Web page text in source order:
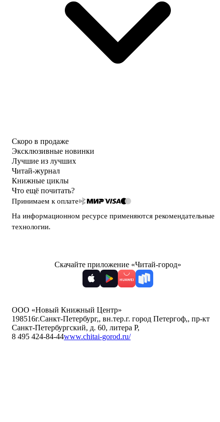
Скоро в продаже
Эксклюзивные новинки
Лучшие из лучших
Читай-журнал
Книжные циклы
Что ещё почитать?
Принимаем к оплате
На информационном ресурсе применяются рекомендательные
технологии.
Скачайте приложение «Читай-город»
ООО «Новый Книжный Центр»
198516г.Санкт-Петербург,, вн.тер.г. город Петергоф,, пр-кт
Санкт-Петербургский, д. 60, литера Р,
8 495 424-84-44www.chitai-gorod.ru/